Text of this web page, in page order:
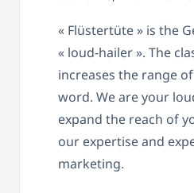
« Flüstertüte » is the
« loud-hailer ». The
increases the range
word. We are your
expand the reach of
our expertise and
marketing.